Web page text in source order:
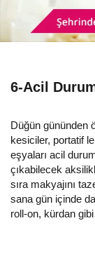
6-Acil
Düğün gününden
kesiciler, portatif
eşyaları acil
çıkabilecek
sıra makyajını
sana gün içinde
roll-on, kürdan